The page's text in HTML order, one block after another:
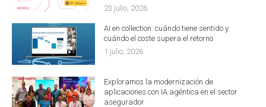
23 julio, 2026
AI en collection: cuándo tiene sentido y
cuándo el coste supera el retorno
1 julio, 2026
Exploramos la modernización de
aplicaciones con IA agéntica en el sector
asegurador